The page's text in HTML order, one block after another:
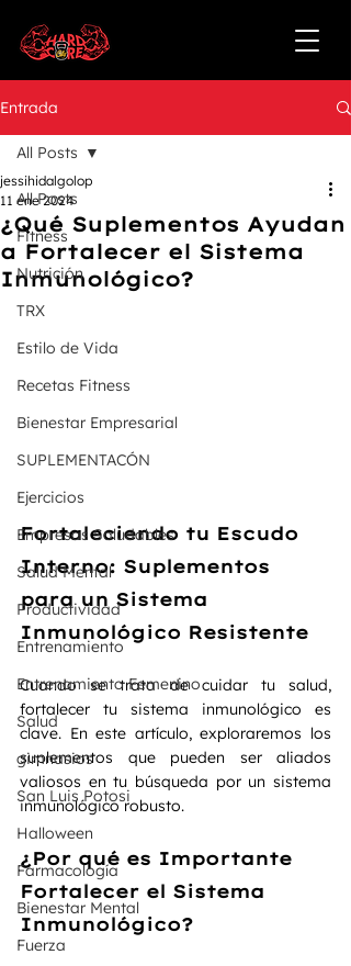
Entrada
All Posts
Fitness
Nutrición
TRX
Estilo de Vida
Recetas Fitness
Bienestar Empresarial
SUPLEMENTACÓN
Ejercicios
Empresas Saludables
Salud Mental
Productividad
Entrenamiento
Entrenamiento Femenino
Salud
gimnasios
San Luis Potosi
Halloween
Farmacología
Bienestar Mental
Fuerza
All Posts
¿Qué Suplementos Ayudan
a Fortalecer el Sistema
Inmunológico?
jessihidalgolop
11 ene 2024
Fortaleciendo tu Escudo
Interno: Suplementos
para un Sistema
Inmunológico Resistente
Cuando se trata de cuidar tu salud,
fortalecer tu sistema inmunológico es
clave. En este artículo, exploraremos los
suplementos que pueden ser aliados
valiosos en tu búsqueda por un sistema
inmunológico robusto.
¿Por qué es Importante
Fortalecer el Sistema
Inmunológico?